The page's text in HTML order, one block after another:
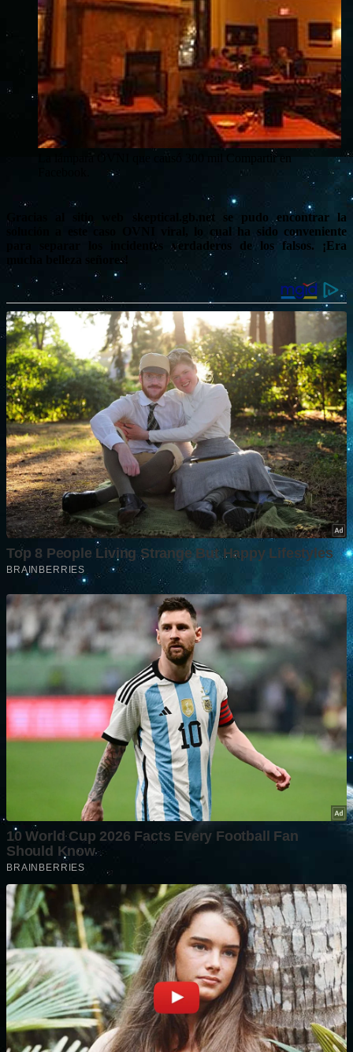
La lámpara OVNI que causó 300 mil Compartir en
Gracias al sitio web skeptical.gb.net se pudo encontrar la
solución a este caso OVNI viral, lo cual ha sido conveniente
para separar los incidentes verdaderos de los falsos. ¡Era
mucha belleza señores!